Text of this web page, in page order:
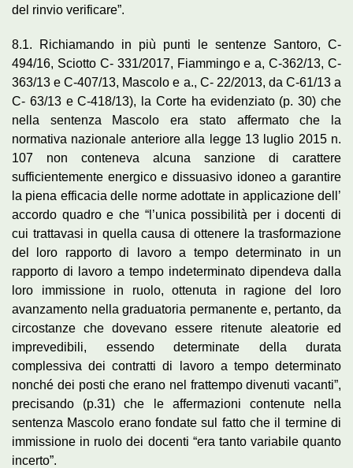
del rinvio verificare”.
8.1. Richiamando in più punti le sentenze Santoro, C-
494/16, Sciotto C- 331/2017, Fiammingo e a, C-362/13, C-
363/13 e C-407/13, Mascolo e a., C- 22/2013, da C-61/13 a
C- 63/13 e C-418/13), la Corte ha evidenziato (p. 30) che
nella sentenza Mascolo era stato affermato che la
normativa nazionale anteriore alla legge 13 luglio 2015 n.
107 non conteneva alcuna sanzione di carattere
sufficientemente energico e dissuasivo idoneo a garantire
la piena efficacia delle norme adottate in applicazione dell’
accordo quadro e che “l’unica possibilità per i docenti di
cui trattavasi in quella causa di ottenere la trasformazione
del loro rapporto di lavoro a tempo determinato in un
rapporto di lavoro a tempo indeterminato dipendeva dalla
loro immissione in ruolo, ottenuta in ragione del loro
avanzamento nella graduatoria permanente e, pertanto, da
circostanze che dovevano essere ritenute aleatorie ed
imprevedibili, essendo determinate della durata
complessiva dei contratti di lavoro a tempo determinato
nonché dei posti che erano nel frattempo divenuti vacanti”,
precisando (p.31) che le affermazioni contenute nella
sentenza Mascolo erano fondate sul fatto che il termine di
immissione in ruolo dei docenti “era tanto variabile quanto
incerto”.